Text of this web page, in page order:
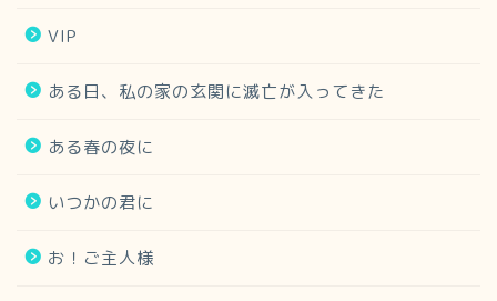
VIP
ある日、私の家の玄関に滅亡が入ってきた
ある春の夜に
いつかの君に
お！ご主人様